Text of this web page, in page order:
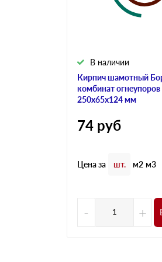
Кирпич шамотный
комбинат
250х65х124 мм
В наличии
74 руб
Цена за шт. м2 м3
- +